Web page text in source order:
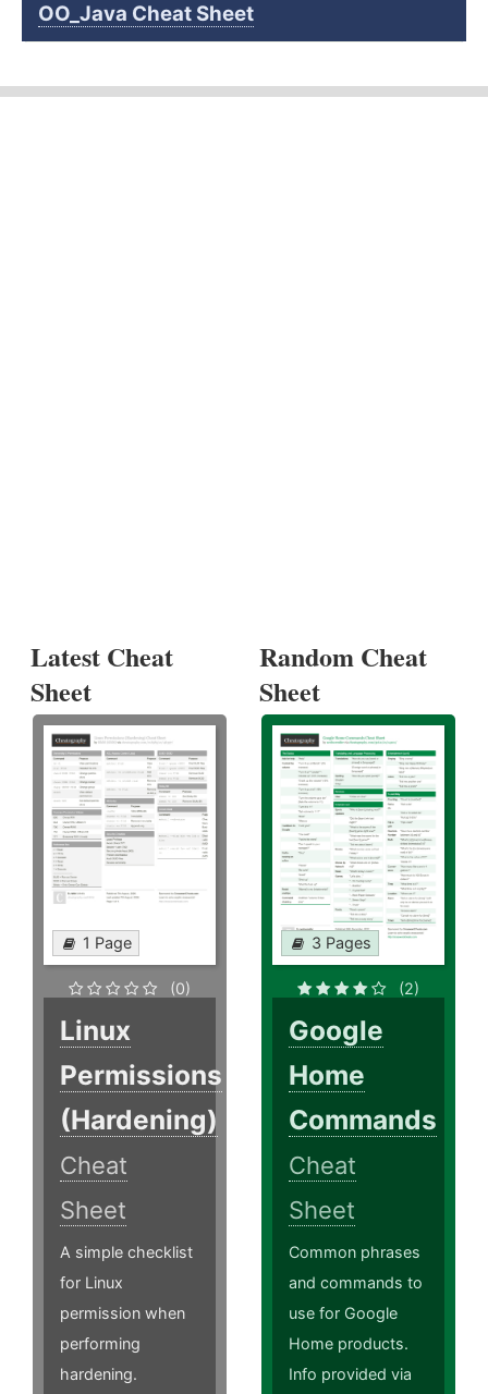
OO_Java Cheat Sheet
Latest Cheat
Sheet
1 Page
(0)
Linux
Permissions
(Hardening)
Cheat
Sheet
A simple checklist
for Linux
permission when
performing
hardening.
Random Cheat
Sheet
3 Pages
(2)
Google
Home
Commands
Cheat
Sheet
Common phrases
and commands to
use for Google
Home products.
Info provided via